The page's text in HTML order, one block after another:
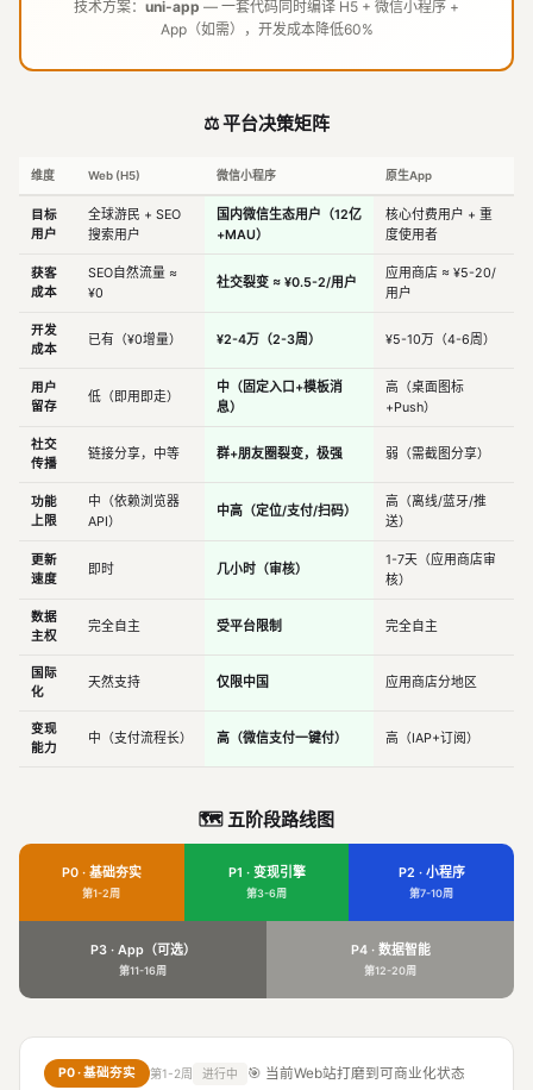
技术方案： uni-app — 一套代码同时编译 H5 + 微信小程序 +
App（如需），开发成本降低60%
⚖️ 平台决策矩阵
维度 Web (H5) 微信小程序 原生App
目标
用户
全球游民 + SEO
搜索用户
国内微信生态用户（12亿
+MAU）
核心付费用户 + 重
度使用者
获客
成本
SEO自然流量 ≈
¥0
社交裂变 ≈ ¥0.5-2/用户
应用商店 ≈ ¥5-20/
用户
开发
成本
已有（¥0增量） ¥2-4万（2-3周） ¥5-10万（4-6周）
用户
留存
低（即用即走）
中（固定入口+模板消
息）
高（桌面图标
+Push）
社交
传播
链接分享，中等 群+朋友圈裂变，极强 弱（需截图分享）
功能
上限
中（依赖浏览器
API）
中高（定位/支付/扫码）
高（离线/蓝牙/推
送）
更新
速度
即时 几小时（审核）
1-7天（应用商店审
核）
数据
主权
完全自主 受平台限制 完全自主
国际
化
天然支持 仅限中国 应用商店分地区
变现
能力
中（支付流程长） 高（微信支付一键付） 高（IAP+订阅）
🗺️ 五阶段路线图
P0 · 基础夯实
第1-2周
P1 · 变现引擎
第3-6周
P2 · 小程序
第7-10周
P3 · App（可选）
第11-16周
P4 · 数据智能
第12-20周
P0 · 基础夯实 第1-2周 进行中 🎯 当前Web站打磨到可商业化状态